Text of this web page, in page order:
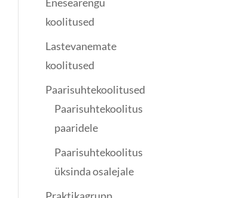
koolitused
Lastevanemate
koolitused
Paarisuhtekoolitused
Paarisuhtekoolitus
paaridele
Paarisuhtekoolitus
üksinda osalejale